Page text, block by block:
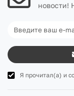
новости!
Я прочитал(а) и